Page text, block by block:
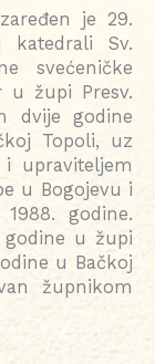
je 29.
katedrali Sv.
svećeničke
u župi Presv.
dvije godine
Topoli, uz
upraviteljem
u Bogojevu i
godine.
u župi
u Bačkoj
župnikom